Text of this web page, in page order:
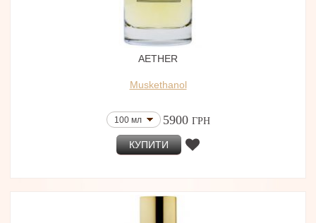
AETHER
Muskethanol
100 мл 5900 ГРН
КУПИТИ